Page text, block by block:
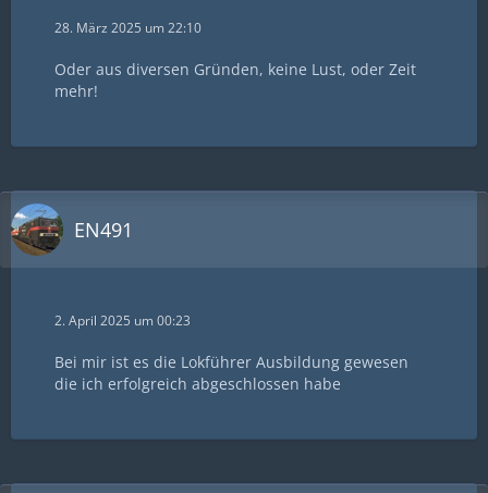
28. März 2025 um 22:10
Oder aus diversen Gründen, keine Lust, oder Zeit
mehr!
EN491
2. April 2025 um 00:23
Bei mir ist es die Lokführer Ausbildung gewesen
die ich erfolgreich abgeschlossen habe